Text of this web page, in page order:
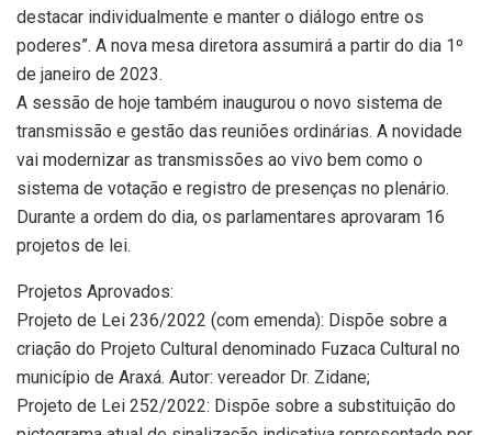
destacar individualmente e manter o diálogo entre os
poderes”. A nova mesa diretora assumirá a partir do dia 1º
de janeiro de 2023.
A sessão de hoje também inaugurou o novo sistema de
transmissão e gestão das reuniões ordinárias. A novidade
vai modernizar as transmissões ao vivo bem como o
sistema de votação e registro de presenças no plenário.
Durante a ordem do dia, os parlamentares aprovaram 16
projetos de lei.
Projetos Aprovados:
Projeto de Lei 236/2022 (com emenda): Dispõe sobre a
criação do Projeto Cultural denominado Fuzaca Cultural no
município de Araxá. Autor: vereador Dr. Zidane;
Projeto de Lei 252/2022: Dispõe sobre a substituição do